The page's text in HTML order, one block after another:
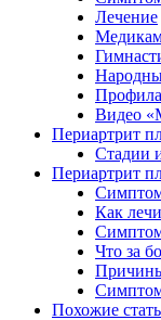
Лечение
Видео
Периартрит
Стадии
Периартрит
Как
Что за
Похожие